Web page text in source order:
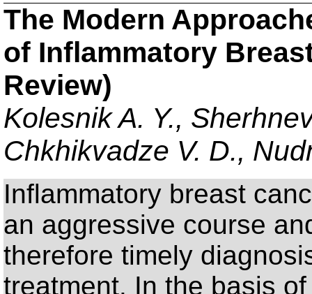
The Modern
of Inflammatory
Review)
Kolesnik A. Y.,
Chkhikvadze V. D.,
Inflammatory breast
an aggressive course
therefore timely
treatment. In the basis